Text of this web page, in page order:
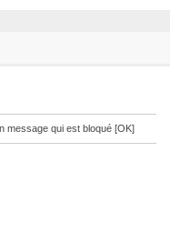
message qui est bloqué [OK]